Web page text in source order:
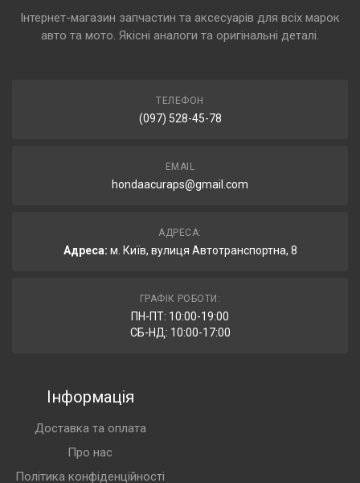
Інтернет-магазин запчастин та аксесуарів для всіх марок
авто та мото. Якісні аналоги та оригінальні деталі.
ТЕЛЕФОН
(097) 528-45-78
EMAIL
hondaacuraps@gmail.com
АДРЕСА:
Адреса: м. Київ, вулиця Автотранспортна, 8
ГРАФІК РОБОТИ:
ПН-ПТ: 10:00-19:00
СБ-НД: 10:00-17:00
Інформація
Доставка та оплата
Про нас
Політика конфіденційності